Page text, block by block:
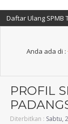
Ulang SPMB
Anda ada di :
PROFIL
Diterbitkan : Sabtu,